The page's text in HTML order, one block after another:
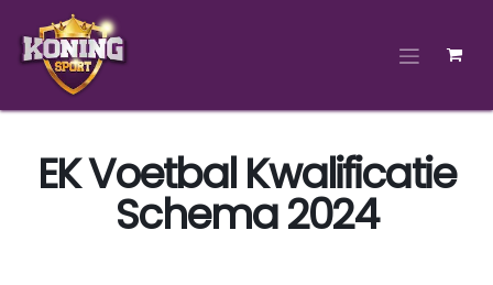
Overslaan naar inhoud
EK Voetbal Kwalificatie
Schema 2024